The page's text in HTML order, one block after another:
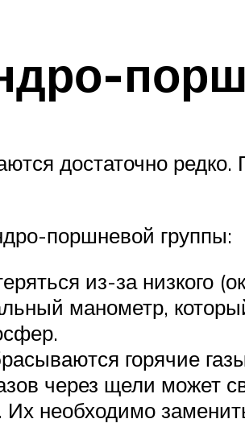
достаточно
поршневой группы:
из-за низкого
манометр,
горячие
через щели может
Их необходимо